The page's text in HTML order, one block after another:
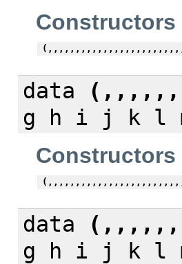
Constructors
data
g h i j k l
Constructors
data
g h i j k l